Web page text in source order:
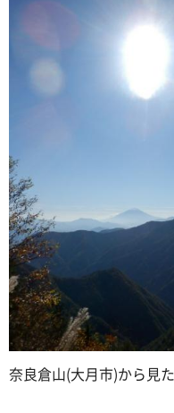
奈良倉山(大月市)から見